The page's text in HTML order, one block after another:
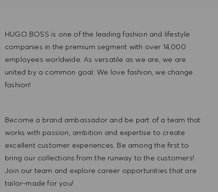
HUGO BOSS is one of the leading fashion and lifestyle
companies in the premium segment with over 14,000
employees worldwide. As versatile as we are, we are
united by a common goal: We love fashion, we change
fashion!
Become a brand ambassador and be part of a team that
works with passion, ambition and expertise to create
excellent customer experiences. Be among the first to
bring our collections from the runway to the customers!
Join our team and explore career opportunities that are
tailor-made for you!